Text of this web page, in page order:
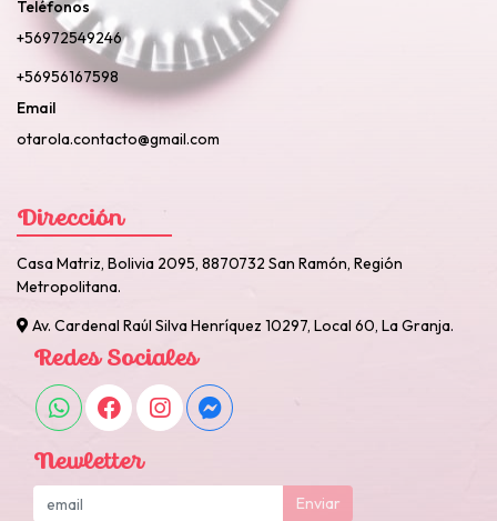
Teléfonos
+56972549246
+56956167598
Email
otarola.contacto@gmail.com
Dirección
Casa Matriz, Bolivia 2095, 8870732 San Ramón, Región
Metropolitana.
Av. Cardenal Raúl Silva Henríquez 10297, Local 60, La Granja.
Redes Sociales
Newletter
Enviar